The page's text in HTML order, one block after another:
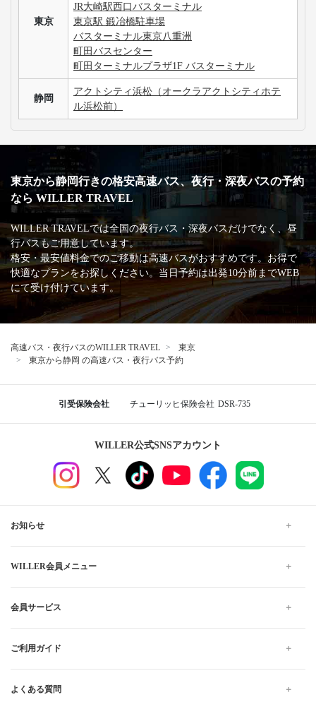
東京
JR大崎駅西口バスターミナル
東京駅 鍛冶橋駐車場
バスターミナル東京八重洲
町田バスセンター
町田ターミナルプラザ1F バスターミナル
静岡
アクトシティ浜松（オークラアクトシティホテ
ル浜松前）
東京から静岡行きの格安高速バス、夜行・深夜バスの予約
なら WILLER TRAVEL
WILLER TRAVELでは全国の夜行バス・深夜バスだけでなく、昼
行バスもご用意しています。
格安・最安値料金でのご移動は高速バスがおすすめです。お得で
快適なプランをお探しください。当日予約は出発10分前までWEB
にて受け付けています。
高速バス・夜行バスのWILLER TRAVEL
東京
東京から静岡 の高速バス・夜行バス予約
引受保険会社 チューリッヒ保険会社 DSR-735
WILLER公式SNSアカウント
お知らせ
WILLER会員メニュー
会員サービス
ご利用ガイド
よくある質問